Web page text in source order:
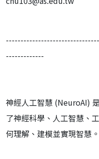
-------------
神經人工智慧 (NeuroAI)
了神經科學、人工智慧、
何理解、建模並實現智慧。